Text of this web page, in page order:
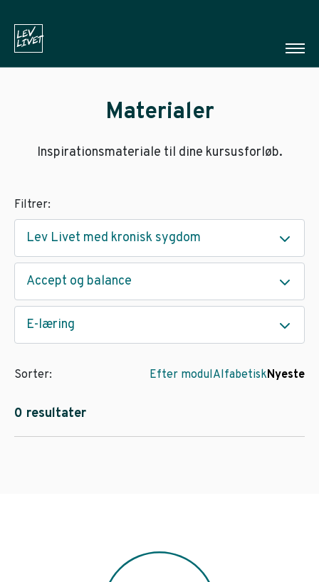
Materialer
Inspirationsmateriale til dine kursusforløb.
Filtrer:
Lev Livet med kronisk sygdom
Accept og balance
E-læring
0 resultater
Sorter: Efter modulAlfabetiskNyeste